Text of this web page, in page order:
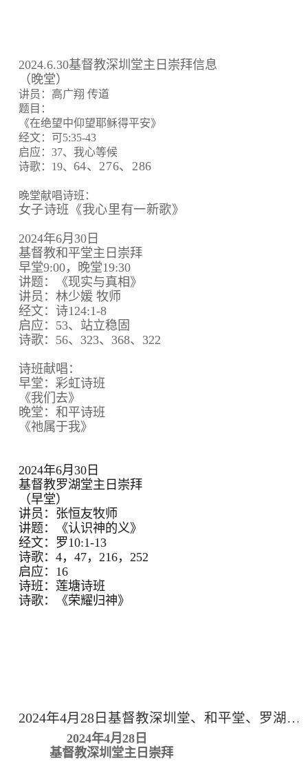
2024.6.30基督教深圳堂主日崇拜信息
（晚堂）
讲员：高广翔 传道
题目：
《在绝望中仰望耶稣得平安》
经文：可5:35-43
启应：37、我心等候
诗歌：19、 64、 276、 286
晚堂献唱诗班：
女子诗班《我心里有一新歌》
2024年6月30日
基督教和平堂主日崇拜
早堂9:00，晚堂19:30
讲题：《现实与真相》
讲员：林少媛 牧师
经文：诗124:1-8
启应：53、站立稳固
诗歌：56、323、368、322
诗班献唱：
早堂：彩虹诗班
《我们去》
晚堂：和平诗班
《祂属于我》
2024年6月30日
基督教罗湖堂主日崇拜
（早堂）
讲员：张恒友牧师
讲题：《认识神的义》
经文：罗10:1-13
诗歌：4，47，216，252
启应：16
诗班：莲塘诗班
诗歌：《荣耀归神》
2024年4月28日基督教深圳堂、和平堂、罗湖堂主日崇拜
2024年4月28日
基督教深圳堂主日崇拜